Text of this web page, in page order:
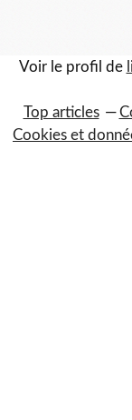
Voir le profil de
Top articles
Cookies et